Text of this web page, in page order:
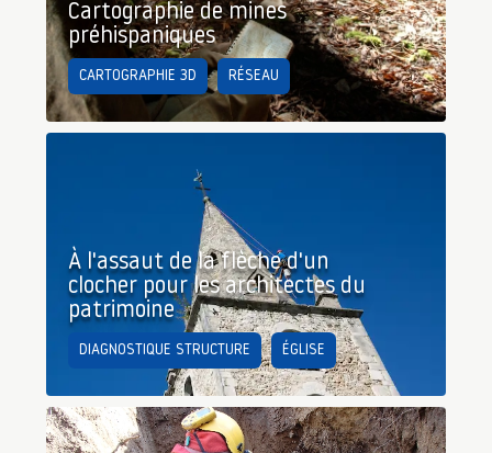
Cartographie de mines
préhispaniques
CARTOGRAPHIE 3D RÉSEAU
À l'assaut de la flèche d'un
clocher pour les architectes du
patrimoine
DIAGNOSTIQUE STRUCTURE ÉGLISE